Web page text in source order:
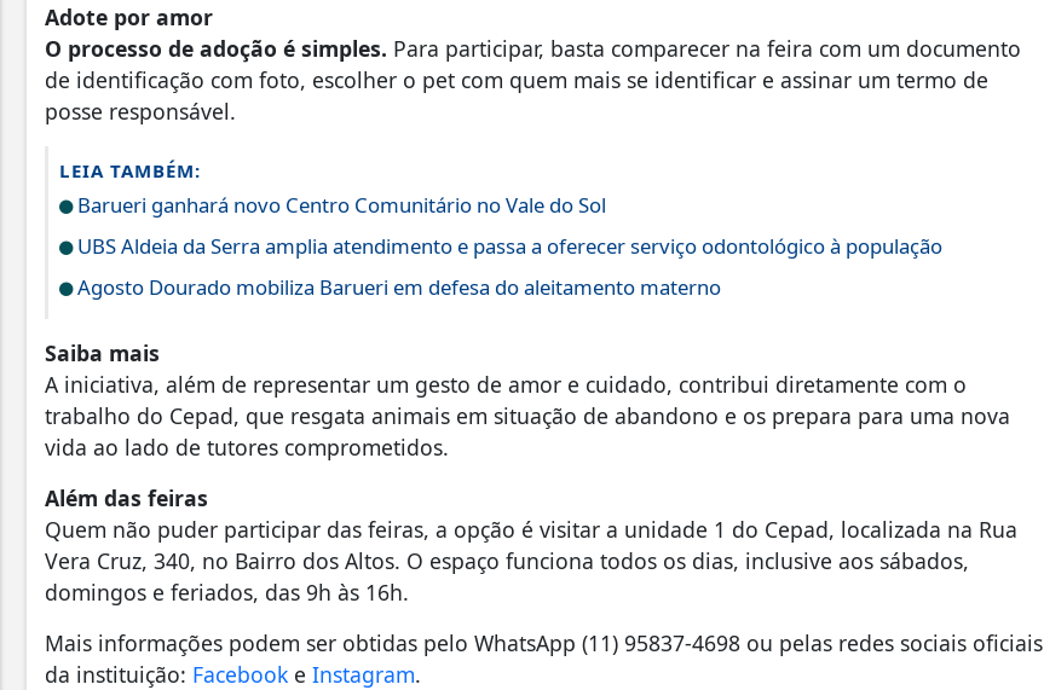
Adote por amor
O processo de adoção é simples. Para participar, basta comparecer na feira com um documento
de identificação com foto, escolher o pet com quem mais se identificar e assinar um termo de
posse responsável.
LEIA TAMBÉM:
Barueri ganhará novo Centro Comunitário no Vale do Sol
UBS Aldeia da Serra amplia atendimento e passa a oferecer serviço odontológico à população
Agosto Dourado mobiliza Barueri em defesa do aleitamento materno
Saiba mais
A iniciativa, além de representar um gesto de amor e cuidado, contribui diretamente com o
trabalho do Cepad, que resgata animais em situação de abandono e os prepara para uma nova
vida ao lado de tutores comprometidos.
Além das feiras
Quem não puder participar das feiras, a opção é visitar a unidade 1 do Cepad, localizada na Rua
Vera Cruz, 340, no Bairro dos Altos. O espaço funciona todos os dias, inclusive aos sábados,
domingos e feriados, das 9h às 16h.
Mais informações podem ser obtidas pelo WhatsApp (11) 95837-4698 ou pelas redes sociais oficiais
da instituição: Facebook e Instagram.